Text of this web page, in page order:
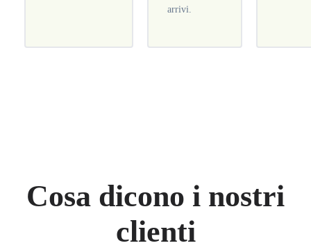
arrivi.
Cosa dicono i nostri
clienti